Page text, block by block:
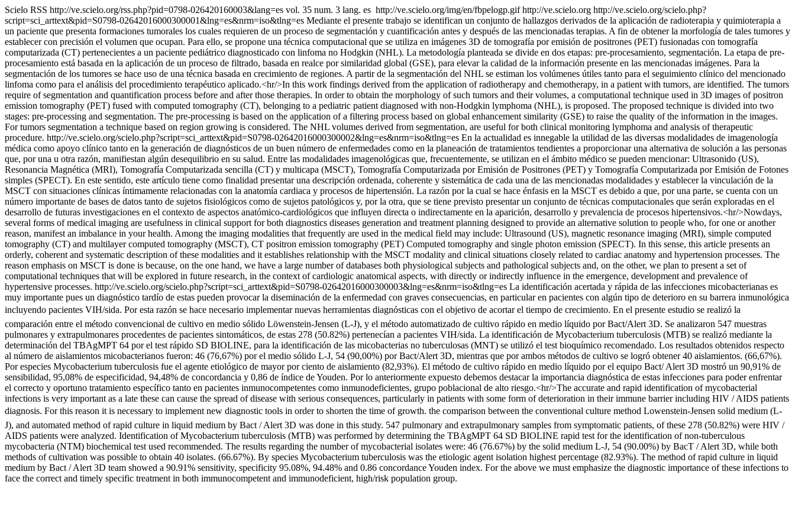
Scielo RSS http://ve.scielo.org/rss.php?pid=0798-026420160003&lang=es vol. 35 num. 3 lang. es http://ve.scielo.org/img/en/fbpelogp.gif http://ve.scielo.org http://ve.scielo.org/scielo.php?
script=sci_arttext&pid=S0798-02642016000300001&lng=es&nrm=iso&tlng=es Mediante el presente trabajo se identifican un conjunto de hallazgos derivados de la aplicación de radioterapia y quimioterapia a
un paciente que presenta formaciones tumorales los cuales requieren de un proceso de segmentación y cuantificación antes y después de las mencionadas terapias. A fin de obtener la morfología de tales tumores y
establecer con precisión el volumen que ocupan. Para ello, se propone una técnica computacional que se utiliza en imágenes 3D de tomografía por emisión de positrones (PET) fusionadas con tomografía
computarizada (CT) pertenecientes a un paciente pediátrico diagnosticado con linfoma no Hodgkin (NHL). La metodología planteada se divide en dos etapas: pre-procesamiento, segmentación. La etapa de pre-
procesamiento está basada en la aplicación de un proceso de filtrado, basada en realce por similaridad global (GSE), para elevar la calidad de la información presente en las mencionadas imágenes. Para la
segmentación de los tumores se hace uso de una técnica basada en crecimiento de regiones. A partir de la segmentación del NHL se estiman los volúmenes útiles tanto para el seguimiento clínico del mencionado
linfoma como para el análisis del procedimiento terapéutico aplicado.<hr/>In this work findings derived from the application of radiotherapy and chemotherapy, in a patient with tumors, are identified. The tumors
require of segmentation and quantification process before and after those therapies. In order to obtain the morphology of such tumors and their volumes, a computational technique used in 3D images of positron
emission tomography (PET) fused with computed tomography (CT), belonging to a pediatric patient diagnosed with non-Hodgkin lymphoma (NHL), is proposed. The proposed technique is divided into two
stages: pre-processing and segmentation. The pre-processing is based on the application of a filtering process based on global enhancement similarity (GSE) to raise the quality of the information in the images.
For tumors segmentation a technique based on region growing is considered. The NHL volumes derived from segmentation, are useful for both clinical monitoring lymphoma and analysis of therapeutic
procedure. http://ve.scielo.org/scielo.php?script=sci_arttext&pid=S0798-02642016000300002&lng=es&nrm=iso&tlng=es En la actualidad es innegable la utilidad de las diversas modalidades de imagenología
médica como apoyo clínico tanto en la generación de diagnósticos de un buen número de enfermedades como en la planeación de tratamientos tendientes a proporcionar una alternativa de solución a las personas
que, por una u otra razón, manifiestan algún desequilibrio en su salud. Entre las modalidades imagenológicas que, frecuentemente, se utilizan en el ámbito médico se pueden mencionar: Ultrasonido (US),
Resonancia Magnética (MRI), Tomografía Computarizada sencilla (CT) y multicapa (MSCT), Tomografía Computarizada por Emisión de Positrones (PET) y Tomografía Computarizada por Emisión de Fotones
simples (SPECT). En este sentido, este artículo tiene como finalidad presentar una descripción ordenada, coherente y sistemática de cada una de las mencionadas modalidades y establecer la vinculación de la
MSCT con situaciones clínicas íntimamente relacionadas con la anatomía cardiaca y procesos de hipertensión. La razón por la cual se hace énfasis en la MSCT es debido a que, por una parte, se cuenta con un
número importante de bases de datos tanto de sujetos fisiológicos como de sujetos patológicos y, por la otra, que se tiene previsto presentar un conjunto de técnicas computacionales que serán exploradas en el
desarrollo de futuras investigaciones en el contexto de aspectos anatómico-cardiológicos que influyen directa o indirectamente en la aparición, desarrollo y prevalencia de procesos hipertensivos.<hr/>Nowdays,
several forms of medical imaging are usefulness in clinical support for both diagnostics diseases generation and treatment planning designed to provide an alternative solution to people who, for one or another
reason, manifest an imbalance in your health. Among the imaging modalities that frequently are used in the medical field may include: Ultrasound (US), magnetic resonance imaging (MRI), simple computed
tomography (CT) and multilayer computed tomography (MSCT), CT positron emission tomography (PET) Computed tomography and single photon emission (SPECT). In this sense, this article presents an
orderly, coherent and systematic description of these modalities and it establishes relationship with the MSCT modality and clinical situations closely related to cardiac anatomy and hypertension processes. The
reason emphasis on MSCT is done is because, on the one hand, we have a large number of databases both physiological subjects and pathological subjects and, on the other, we plan to present a set of
computational techniques that will be explored in future research, in the context of cardiologic anatomical aspects, with directly or indirectly influence in the emergence, development and prevalence of
hypertensive processes. http://ve.scielo.org/scielo.php?script=sci_arttext&pid=S0798-02642016000300003&lng=es&nrm=iso&tlng=es La identificación acertada y rápida de las infecciones micobacterianas es
muy importante pues un diagnóstico tardío de estas pueden provocar la diseminación de la enfermedad con graves consecuencias, en particular en pacientes con algún tipo de deterioro en su barrera inmunológica
incluyendo pacientes VIH/sida. Por esta razón se hace necesario implementar nuevas herramientas diagnósticas con el objetivo de acortar el tiempo de crecimiento. En el presente estudio se realizó la
comparación entre el método convencional de cultivo en medio sólido Löwenstein-Jensen (L-J), y el método automatizado de cultivo rápido en medio líquido por Bact/Alert 3D. Se analizaron 547 muestras
pulmonares y extrapulmonares procedentes de pacientes sintomáticos, de estas 278 (50.82%) pertenecían a pacientes VIH/sida. La identificación de Mycobacterium tuberculosis (MTB) se realizó mediante la
determinación del TBAgMPT 64 por el test rápido SD BIOLINE, para la identificación de las micobacterias no tuberculosas (MNT) se utilizó el test bioquímico recomendado. Los resultados obtenidos respecto
al número de aislamientos micobacterianos fueron: 46 (76,67%) por el medio sólido L-J, 54 (90,00%) por Bact/Alert 3D, mientras que por ambos métodos de cultivo se logró obtener 40 aislamientos. (66,67%).
Por especies Mycobacterium tuberculosis fue el agente etiológico de mayor por ciento de aislamiento (82,93%). El método de cultivo rápido en medio líquido por el equipo Bact/ Alert 3D mostró un 90,91% de
sensibilidad, 95,08% de especificidad, 94,48% de concordancia y 0,86 de índice de Youden. Por lo anteriormente expuesto debemos destacar la importancia diagnóstica de estas infecciones para poder enfrentar
el correcto y oportuno tratamiento específico tanto en pacientes inmunocompetentes como inmunodeficientes, grupo poblacional de alto riesgo.<hr/>The accurate and rapid identification of mycobacterial
infections is very important as a late these can cause the spread of disease with serious consequences, particularly in patients with some form of deterioration in their immune barrier including HIV / AIDS patients
diagnosis. For this reason it is necessary to implement new diagnostic tools in order to shorten the time of growth. the comparison between the conventional culture method Lowenstein-Jensen solid medium (L-
J), and automated method of rapid culture in liquid medium by Bact / Alert 3D was done in this study. 547 pulmonary and extrapulmonary samples from symptomatic patients, of these 278 (50.82%) were HIV /
AIDS patients were analyzed. Identification of Mycobacterium tuberculosis (MTB) was performed by determining the TBAgMPT 64 SD BIOLINE rapid test for the identification of non-tuberculous
mycobacteria (NTM) biochemical test used recommended. The results regarding the number of mycobacterial isolates were: 46 (76.67%) by the solid medium L-J, 54 (90.00%) by BacT / Alert 3D, while both
methods of cultivation was possible to obtain 40 isolates. (66.67%). By species Mycobacterium tuberculosis was the etiologic agent isolation highest percentage (82.93%). The method of rapid culture in liquid
medium by Bact / Alert 3D team showed a 90.91% sensitivity, specificity 95.08%, 94.48% and 0.86 concordance Youden index. For the above we must emphasize the diagnostic importance of these infections to
face the correct and timely specific treatment in both immunocompetent and immunodeficient, high/risk population group.